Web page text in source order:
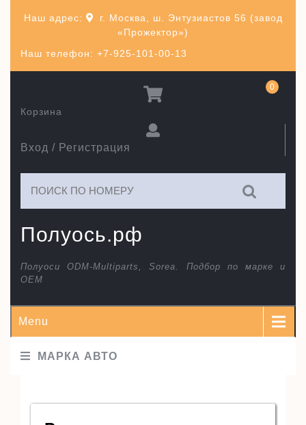
Наш телефон: +7-925-101-00-13
Наш адрес:
г. Москва, ш. Энтузиастов 56 (завод
«Прожектор»)
Полуось.рф
Полуоси ODM-Multiparts, Sorea. Подбор по марке и
ОЕМ
Вход / Регистрация
Корзина
0
Menu
МАРКА АВТО